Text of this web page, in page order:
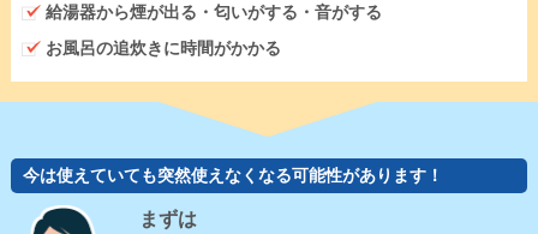
給湯器から煙が出る・匂いがする・音がする
お風呂の追炊きに時間がかかる
今は使えていても突然使えなくなる可能性があります！
まずは